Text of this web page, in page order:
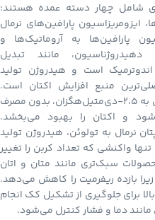
شامل چهار دسته عمده هستند:
ایزومریزاسیون پارافین‌های نرمال
پارافین‌ها به آروماتیک‌ها و
مانند تبدیل
است و هیدروژن تولید
منبع افزایش اکتان است.
ایزومریزاسیون، مانند تبدیل اکتان نرمال به ۲،۵-دی‌متیل‌هگزان، بدون مصرف
و اکتان را بهبود می‌بخشد.
نرمال به تولوئن، هیدروژن تولید
واکنشی که تعداد کربن را تغییر
سبک‌تری مانند متان و اتان
بازده ریفرمیت را کاهش می‌دهد.
برای جلوگیری از تشکیل کک انجام
مانند دما و فشار کنترل می‌شود.